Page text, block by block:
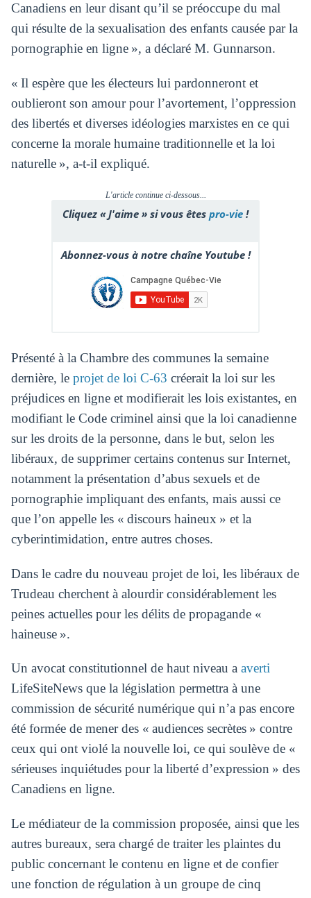
Canadiens en leur disant qu’il se préoccupe du mal
qui résulte de la sexualisation des enfants causée par la
pornographie en ligne », a déclaré M. Gunnarson.
« Il espère que les électeurs lui pardonneront et
oublieront son amour pour l’avortement, l’oppression
des libertés et diverses idéologies marxistes en ce qui
concerne la morale humaine traditionnelle et la loi
naturelle », a-t-il expliqué.
L'article continue ci-dessous...
Cliquez « J'aime » si vous êtes pro-vie !
Abonnez-vous à notre chaîne Youtube !
Présenté à la Chambre des communes la semaine
dernière, le projet de loi C-63 créerait la loi sur les
préjudices en ligne et modifierait les lois existantes, en
modifiant le Code criminel ainsi que la loi canadienne
sur les droits de la personne, dans le but, selon les
libéraux, de supprimer certains contenus sur Internet,
notamment la présentation d’abus sexuels et de
pornographie impliquant des enfants, mais aussi ce
que l’on appelle les « discours haineux » et la
cyberintimidation, entre autres choses.
Dans le cadre du nouveau projet de loi, les libéraux de
Trudeau cherchent à alourdir considérablement les
peines actuelles pour les délits de propagande «
haineuse ».
Un avocat constitutionnel de haut niveau a averti
LifeSiteNews que la législation permettra à une
commission de sécurité numérique qui n’a pas encore
été formée de mener des « audiences secrètes » contre
ceux qui ont violé la nouvelle loi, ce qui soulève de «
sérieuses inquiétudes pour la liberté d’expression » des
Canadiens en ligne.
Le médiateur de la commission proposée, ainsi que les
autres bureaux, sera chargé de traiter les plaintes du
public concernant le contenu en ligne et de confier
une fonction de régulation à un groupe de cinq